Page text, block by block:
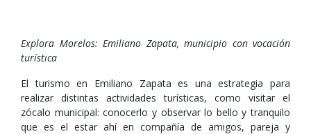
Explora Morelos: Emiliano Zapata, municipio con vocación
turística
El turismo en Emiliano Zapata es una estrategia para
realizar distintas actividades turísticas, como visitar el
zócalo municipal: conocerlo y observar lo bello y tranquilo
que es el estar ahí en compañía de amigos, pareja y